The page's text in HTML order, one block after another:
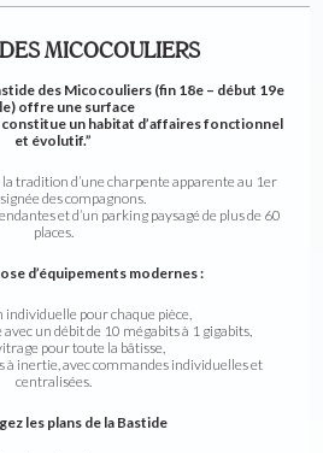
MICOCOULIERS
des Micocouliers (fin 18e – début 19e
offre une surface
constitue un habitat d’affaires fonctionnel
et évolutif.”
tradition d’une charpente apparente au 1er
des compagnons.
et d’un parking paysagé de plus de 60
places.
d’équipements modernes :
individuelle pour chaque pièce,
un débit de 10 mégabits à 1 gigabits,
pour toute la bâtisse,
à inertie, avec commandes individuelles et
centralisées.
les plans de la Bastide